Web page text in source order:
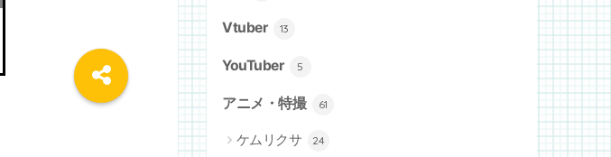
Vtuber 13
YouTuber 5
アニメ・特撮 61
ケムリクサ 24